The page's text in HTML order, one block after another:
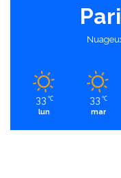
33 ℃
lun
33 ℃
mar